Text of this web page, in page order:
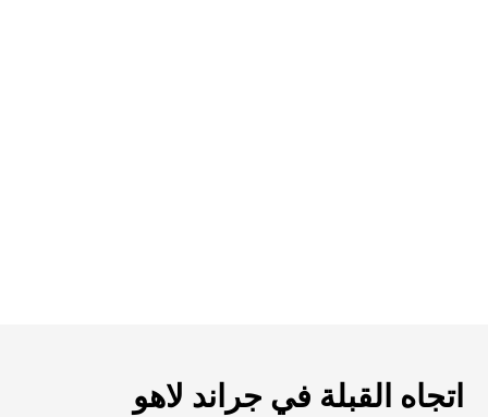
اتجاه القبلة في جراند لاهو